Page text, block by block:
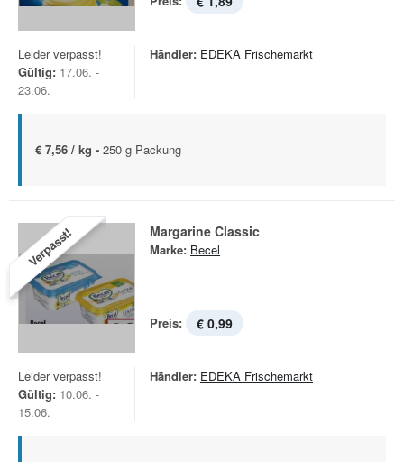
Leider verpasst!
Gültig: 17.06. -
23.06.
Händler: EDEKA Frischemarkt
€ 7,56 / kg - 250 g Packung
Verpasst! Margarine Classic
Marke: Becel
Preis: € 0,99
Leider verpasst!
Gültig: 10.06. -
15.06.
Händler: EDEKA Frischemarkt